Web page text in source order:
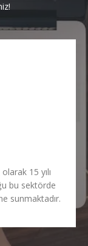
15 yılı
bu sektörde
sunmaktadır.